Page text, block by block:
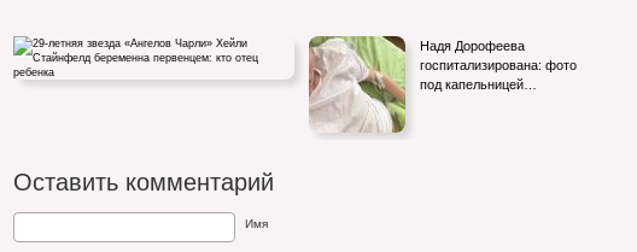
Меган Фокс, ожидающая четвертого ребенка,
появилась в кружевном…
«Это был самый страшный момент»:
принцесса Беатрис откровенно о…
Стайнфелд беременна…
Надя Дорофеева
госпитализирована: фото
под капельницей…
Оставить комментарий
Имя